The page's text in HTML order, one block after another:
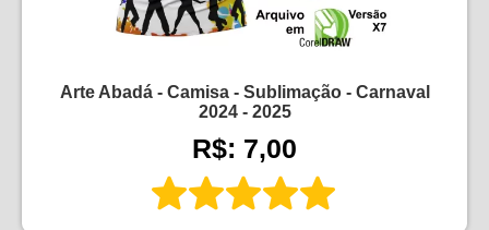
Arte Abadá - Camisa - Sublimação - Carnaval
2024 - 2025
R$: 7,00